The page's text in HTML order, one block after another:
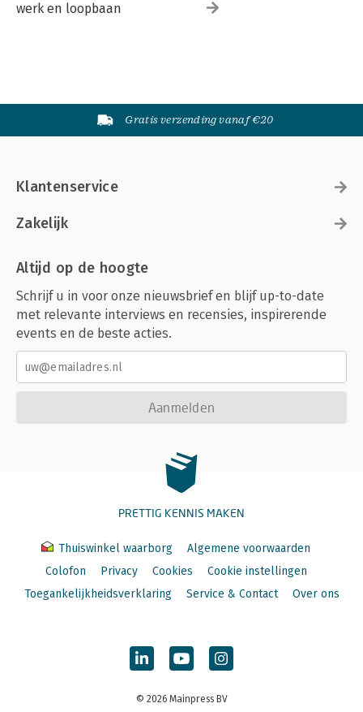
werk en loopbaan
Gratis verzending vanaf €20
Klantenservice
Zakelijk
Altijd op de hoogte
Schrijf u in voor onze nieuwsbrief en blijf up-to-date
met relevante interviews en recensies, inspirerende
events en de beste acties.
Aanmelden
PRETTIG KENNIS MAKEN
Thuiswinkel waarborg
Algemene voorwaarden
Colofon
Privacy Cookies
Cookie instellingen
Toegankelijkheidsverklaring
Service & Contact Over ons
© 2026 Mainpress BV